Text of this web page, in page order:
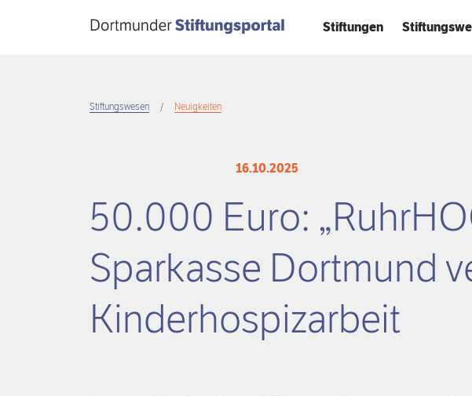
Stiftungen
Stiftungswesen Neuigkeiten
16.10.2025
50.000 Euro:
Sparkasse Dortmund
Kinderhospizarbeit